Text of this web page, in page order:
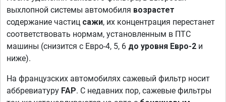
выхлопной системы автомобиля возрастет
содержание частиц сажи, их концентрация перестанет
соответствовать нормам, установленным в ПТС
машины (снизится с Евро-4, 5, 6 до уровня Евро-2 и
ниже).
На французских автомобилях сажевый фильтр носит
аббревиатуру FAP. С недавних пор, сажевые фильтры